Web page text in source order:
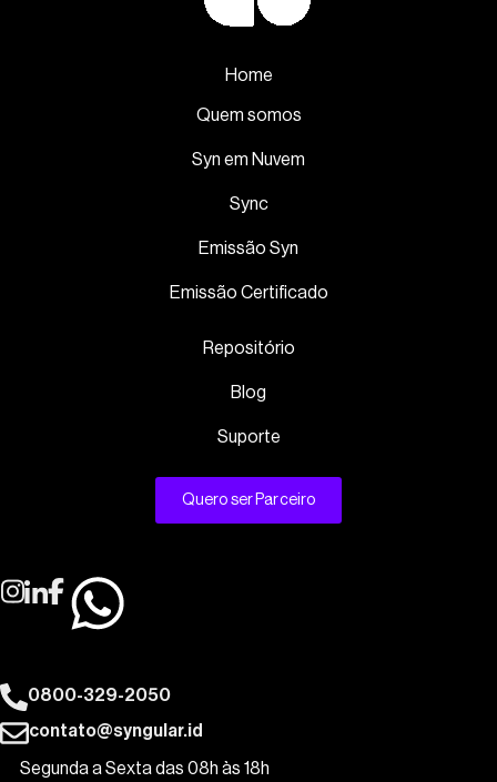
Home
Quem somos
Syn em Nuvem
Sync
Emissão Syn
Emissão Certificado
Repositório
Blog
Suporte
Quero ser Parceiro
0800-329-2050
contato@syngular.id
Segunda a Sexta das 08h às 18h